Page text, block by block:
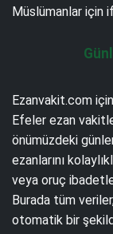
Müslümanlar için
Ezanvakit.com
Efeler ezan
önümüzdeki
ezanlarını
veya oruç
Burada tüm
otomatik bir